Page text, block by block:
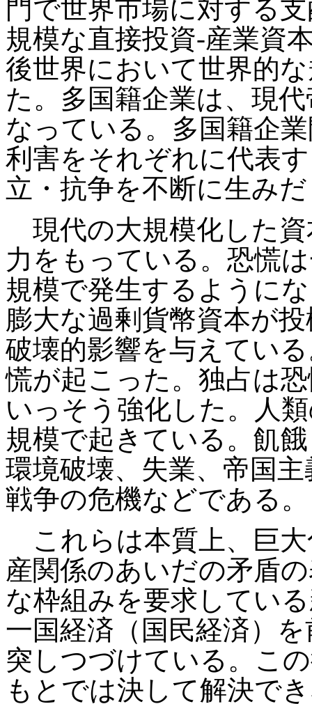
門で世界市場に対する
規模な直接投資-産業資
後世界において世界的
た。多国籍企業は、現
なっている。多国籍企
利害をそれぞれに代表
立・抗争を不断に生み
現代の大規模化した
力をもっている。恐慌
規模で発生するように
膨大な過剰貨幣資本が
破壊的影響を与えてい
慌が起こった。独占は
いっそう強化した。人
規模で起きている。飢
環境破壊、失業、帝国
戦争の危機などである。
これらは本質上、巨
産関係のあいだの矛盾
な枠組みを要求してい
一国経済（国民経済）
突しつづけている。こ
もとでは決して解決で